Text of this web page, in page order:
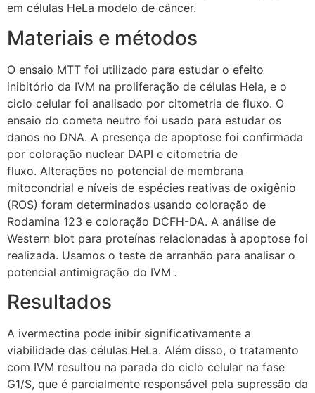
em células HeLa modelo de câncer.
Materiais e métodos
O ensaio MTT foi utilizado para estudar o efeito
inibitório da IVM na proliferação de células Hela, e o
ciclo celular foi analisado por citometria de fluxo. O
ensaio do cometa neutro foi usado para estudar os
danos no DNA. A presença de apoptose foi confirmada
por coloração nuclear DAPI e citometria de
fluxo. Alterações no potencial de membrana
mitocondrial e níveis de espécies reativas de oxigênio
(ROS) foram determinados usando coloração de
Rodamina 123 e coloração DCFH-DA. A análise de
Western blot para proteínas relacionadas à apoptose foi
realizada. Usamos o teste de arranhão para analisar o
potencial antimigração do IVM .
Resultados
A ivermectina pode inibir significativamente a
viabilidade das células HeLa. Além disso, o tratamento
com IVM resultou na parada do ciclo celular na fase
G1/S, que é parcialmente responsável pela supressão da